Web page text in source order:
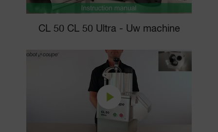
CL 50 CL 50 Ultra - Uw machine